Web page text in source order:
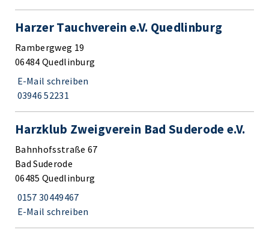
Harzer Tauchverein e.V. Quedlinburg
Rambergweg 19
06484 Quedlinburg
E-Mail schreiben
03946 52231
Harzklub Zweigverein Bad Suderode e.V.
Bahnhofsstraße 67
Bad Suderode
06485 Quedlinburg
0157 30449467
E-Mail schreiben